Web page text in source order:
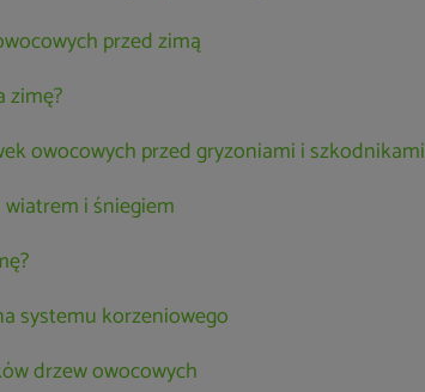
przed zimą
zimę?
owocowych przed gryzoniami i szkodnikami
i śniegiem
systemu korzeniowego
drzew owocowych